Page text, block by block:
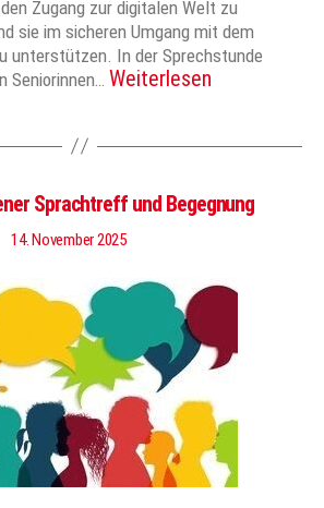
Zugang zur digitalen Welt zu
sie im sicheren Umgang mit dem
unterstützen. In der Sprechstunde
Seniorinnen… Weiterlesen
Sprachtreff und Begegnung
14. November 2025